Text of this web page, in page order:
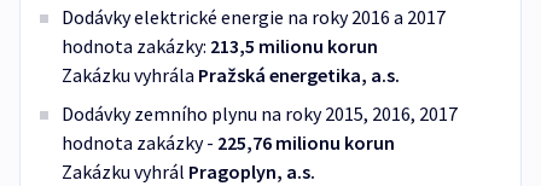
Dodávky elektrické energie na roky 2016 a 2017
hodnota zakázky: 213,5 milionu korun
Zakázku vyhrála Pražská energetika, a.s.
Dodávky zemního plynu na roky 2015, 2016, 2017
hodnota zakázky - 225,76 milionu korun
Zakázku vyhrál Pragoplyn, a.s.